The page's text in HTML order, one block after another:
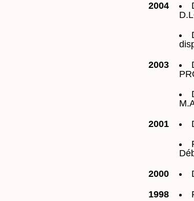
2004
2003
2001
2000
1998